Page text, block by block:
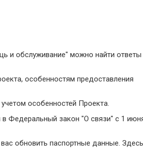
и обслуживание" можно найти ответы
особенностям предоставления
особенностей Проекта.
в Федеральный закон "О связи" с 1
обновить паспортные данные. Здесь